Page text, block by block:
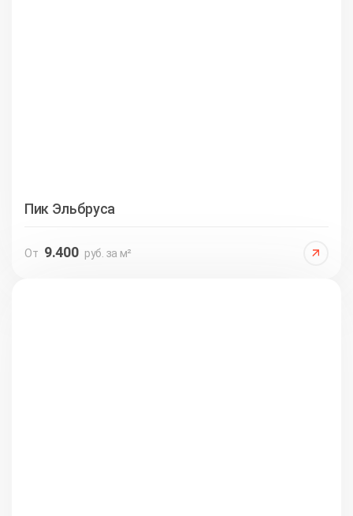
Пик Эльбруса
От 9.400 руб. за м²